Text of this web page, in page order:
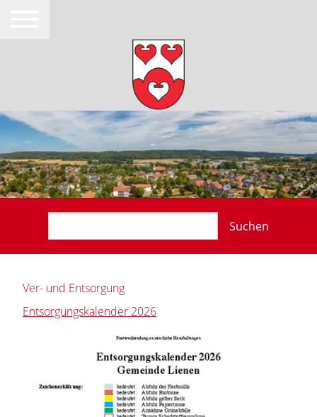
Suchen
Ver- und Entsorgung
Entsorgungskalender 2026